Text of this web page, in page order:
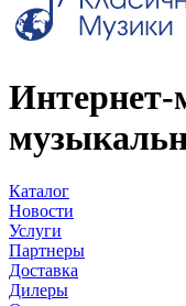
Интернет-
Каталог
Новости
Услуги
Партнеры
Доставка
Дилеры